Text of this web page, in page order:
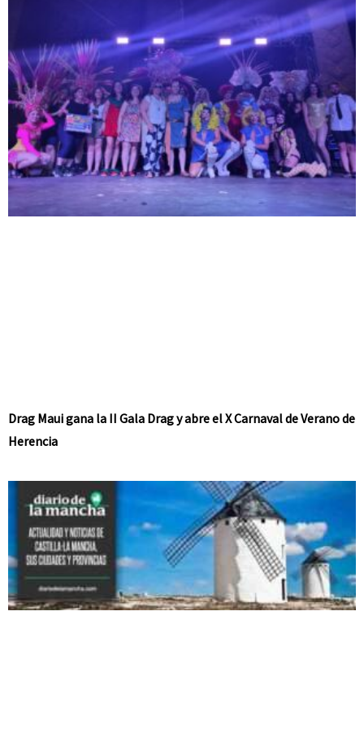
Drag Maui gana la II Gala Drag y abre el X Carnaval de Verano de
Herencia